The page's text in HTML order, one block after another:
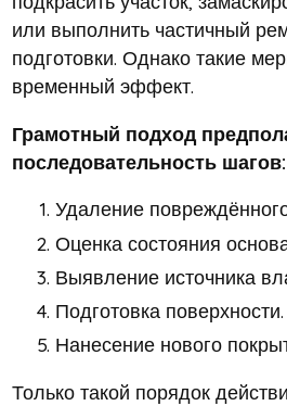
или выполнить частичный
подготовки. Однако такие
временный эффект.
Грамотный подход
последовательность шагов:
Удаление
Оценка состояния
Выявление источника
Подготовка поверхности.
Нанесение нового
Только такой порядок